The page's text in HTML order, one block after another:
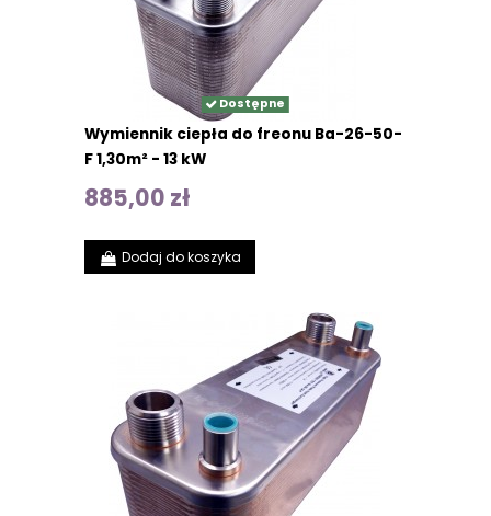
Dostępne
Wymiennik ciepła do freonu Ba-26-50-
F 1,30m² - 13 kW
885,00 zł
Dodaj do koszyka